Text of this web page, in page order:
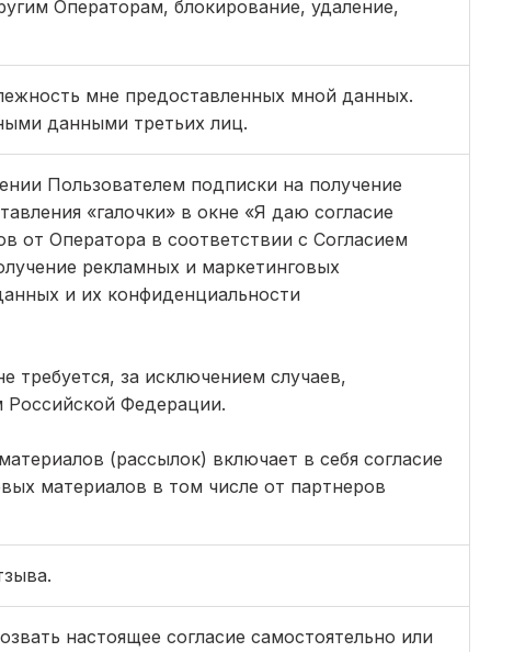
Операторам, блокирование, удаление,
мне предоставленных мной данных.
данными третьих лиц.
Пользователем подписки на получение
«галочки» в окне «Я даю согласие
от Оператора в соответствии с Согласием
рекламных и маркетинговых
и их конфиденциальности
требуется, за исключением случаев,
Федерации.
(рассылок) включает в себя согласие
материалов в том числе от партнеров
настоящее согласие самостоятельно или